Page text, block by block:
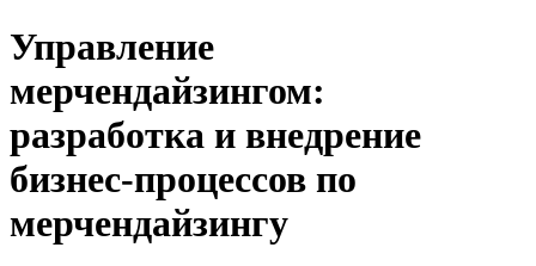
Управление
мерчендайзингом:
разработка и внедрение
бизнес-процессов по
мерчендайзингу